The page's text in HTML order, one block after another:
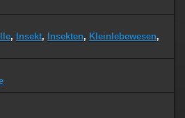
, Insekt, Insekten, Kleinlebewesen,